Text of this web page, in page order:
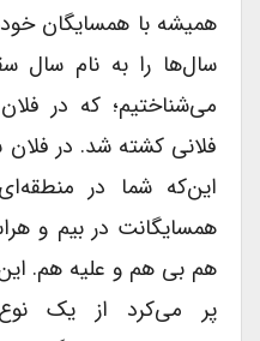
همیشه با همسایگان
سال‌ها را به نام سال
می‌شناختیم؛ که در
فلانی کشته شد. در فلان
این‌که شما در
همسایگانت در بیم و
هم بی هم و علیه هم.
پر می‌کرد از یک نوع